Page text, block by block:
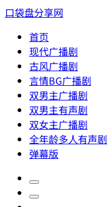
口袋盘分享网
首页
现代广播剧
古风广播剧
言情BG广播剧
双男主广播剧
双男主有声剧
双女主广播剧
全年龄多人有声剧
弹幕版